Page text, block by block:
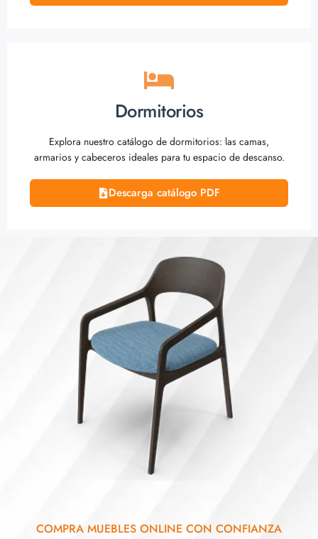
Dormitorios
Explora nuestro catálogo de dormitorios: las camas,
armarios y cabeceros ideales para tu espacio de descanso.
Descarga catálogo PDF
COMPRA MUEBLES ONLINE CON CONFIANZA